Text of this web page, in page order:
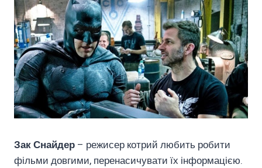
Зак Снайдер – режисер котрий любить робити
фільми довгими, перенасичувати їх інформацією.